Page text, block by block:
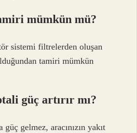
mümkün mü?
sistemi filtrelerden oluşan
tamiri mümkün
güç artırır mı?
güç gelmez, aracınızın yakıt